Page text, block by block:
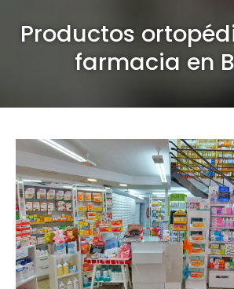
Productos
farmacia en